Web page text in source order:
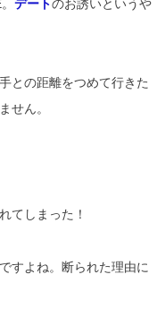
デートのお誘いというや
との距離をつめて行きた
せん。
てしまった！
すよね。断られた理由に